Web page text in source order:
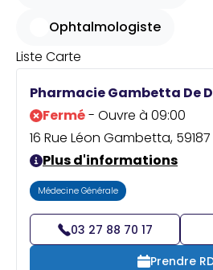
Connexion
Praticien ?
Ophtalmologiste
Liste Carte
Pharmacie Gambetta De
Fermé- Ouvre à 09:00
16 Rue Léon Gambetta,
Plus d'informations
Médecine Générale
03 27 88 70 17
Prendre